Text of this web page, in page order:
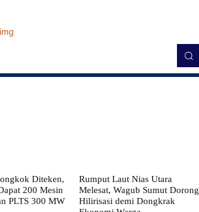
Diteken,
200 Mesin
PLTS 300 MW
Rumput Laut Nias Utara
Melesat, Wagub Sumut Dorong
Hilirisasi demi Dongkrak